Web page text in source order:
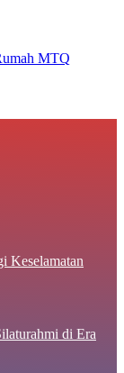
MTQ
Keselamatan
di Era